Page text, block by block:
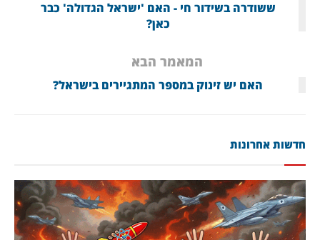
ששודרה בשידור חי - האם 'ישראל הגדולה' כבר
כאן?
המאמר הבא
האם יש זינוק במספר המתגיירים בישראל?
חדשות אחרונות